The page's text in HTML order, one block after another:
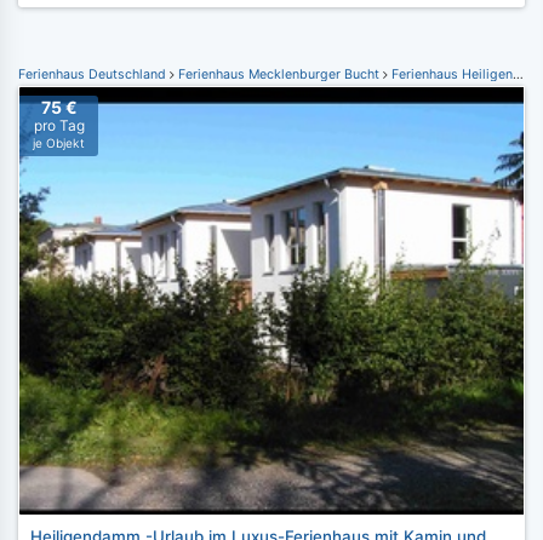
Ferienhaus Deutschland Ferienhaus Mecklenburger Bucht Ferienhaus Heiligendamm
75 €
pro Tag
je Objekt